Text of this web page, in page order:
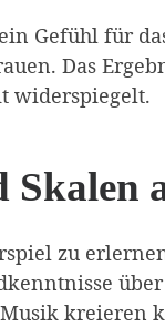
Gefühl für
Das
widerspiegelt.
zu
über
kreieren